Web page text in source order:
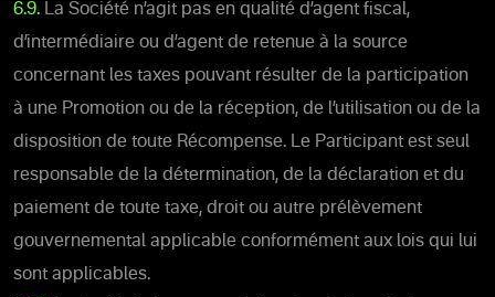
6.9. La Société n’agit pas en qualité d’agent fiscal,
d’intermédiaire ou d’agent de retenue à la source
concernant les taxes pouvant résulter de la participation
à une Promotion ou de la réception, de l’utilisation ou de la
disposition de toute Récompense. Le Participant est seul
responsable de la détermination, de la déclaration et du
paiement de toute taxe, droit ou autre prélèvement
gouvernemental applicable conformément aux lois qui lui
sont applicables.